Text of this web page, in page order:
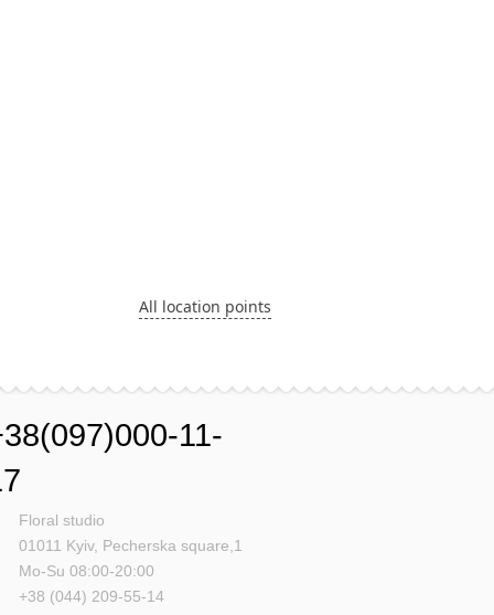
All location points
11-
Floral studio
01011 Kyiv, Pecherska square,1
Mo-Su 08:00-20:00
+38 (044) 209-55-14